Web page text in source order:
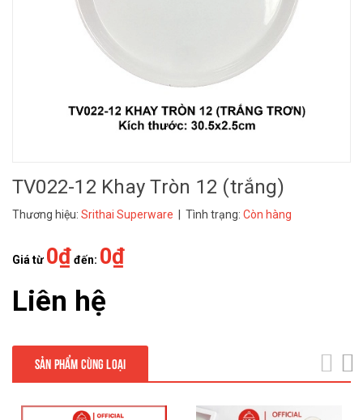
TV022-12 Khay Tròn 12 (trắng)
Thương hiệu: Srithai Superware | Tình trạng: Còn hàng
Giá từ 0₫đến: 0₫
Liên hệ
SẢN PHẨM CÙNG LOẠI